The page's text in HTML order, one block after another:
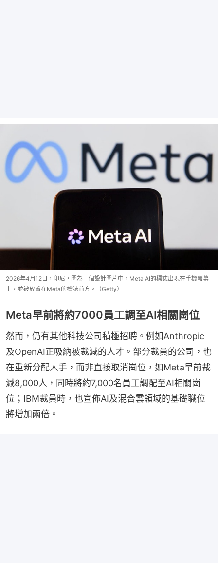
2026年4月12日，印尼，圖為一個設計圖片中，Meta AI的標誌出現在手機螢幕
上，並被放置在Meta的標誌前方。（Getty）
Meta早前將約7000員工調至AI相關崗位
然而，仍有其他科技公司積極招聘。例如Anthropic
及OpenAI正吸納被裁減的人才。部分裁員的公司，也
在重新分配人手，而非直接取消崗位，如Meta早前裁
減8,000人，同時將約7,000名員工調配至AI相關崗
位；IBM裁員時，也宣佈AI及混合雲領域的基礎職位
將增加兩倍。